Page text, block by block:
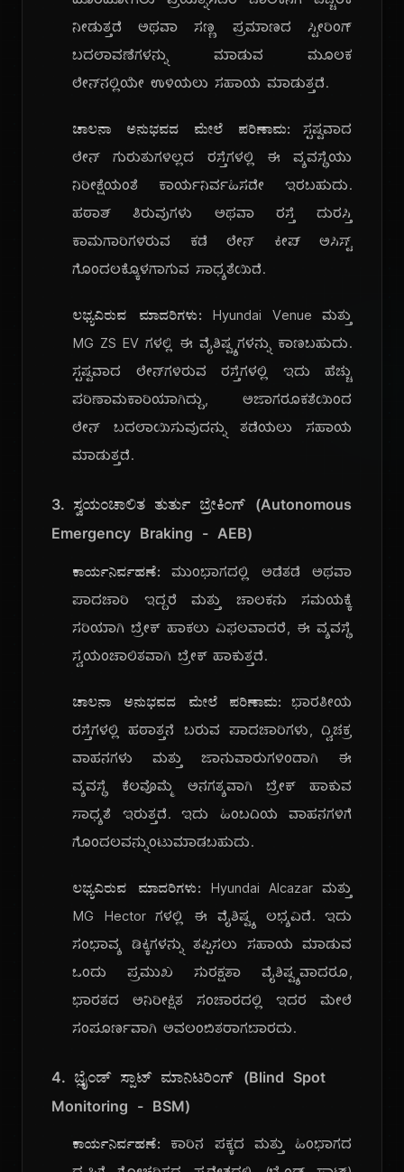
ನೀಡುತ್ತದೆ ಅಥವಾ ಸಣ್ಣ ಪ್ರಮಾಣದ ಸ್ಟೀರಿಂಗ್
ಬದಲಾವಣೆಗಳನ್ನು ಮಾಡುವ ಮೂಲಕ
ಲೇನ್‌ನಲ್ಲಿಯೇ ಉಳಿಯಲು ಸಹಾಯ ಮಾಡುತ್ತದೆ.
ಚಾಲನಾ ಅನುಭವದ ಮೇಲೆ ಪರಿಣಾಮ: ಸ್ಪಷ್ಟವಾದ
ಲೇನ್ ಗುರುತುಗಳಿಲ್ಲದ ರಸ್ತೆಗಳಲ್ಲಿ ಈ ವ್ಯವಸ್ಥೆಯು
ನಿರೀಕ್ಷೆಯಂತೆ ಕಾರ್ಯನಿರ್ವಹಿಸದೇ ಇರಬಹುದು.
ಹಠಾತ್ ತಿರುವುಗಳು ಅಥವಾ ರಸ್ತೆ ದುರಸ್ತಿ
ಕಾಮಗಾರಿಗಳಿರುವ ಕಡೆ ಲೇನ್ ಕೀಪ್ ಅಸಿಸ್ಟ್
ಗೊಂದಲಕ್ಕೊಳಗಾಗುವ ಸಾಧ್ಯತೆಯಿದೆ.
ಲಭ್ಯವಿರುವ ಮಾದರಿಗಳು: Hyundai Venue ಮತ್ತು
MG ZS EV ಗಳಲ್ಲಿ ಈ ವೈಶಿಷ್ಟ್ಯಗಳನ್ನು ಕಾಣಬಹುದು.
ಸ್ಪಷ್ಟವಾದ ಲೇನ್‌ಗಳಿರುವ ರಸ್ತೆಗಳಲ್ಲಿ ಇದು ಹೆಚ್ಚು
ಪರಿಣಾಮಕಾರಿಯಾಗಿದ್ದು, ಅಜಾಗರೂಕತೆಯಿಂದ
ಲೇನ್ ಬದಲಾಯಿಸುವುದನ್ನು ತಡೆಯಲು ಸಹಾಯ
ಮಾಡುತ್ತದೆ.
3. ಸ್ವಯಂಚಾಲಿತ ತುರ್ತು ಬ್ರೇಕಿಂಗ್ (Autonomous
Emergency Braking - AEB)
ಕಾರ್ಯನಿರ್ವಹಣೆ: ಮುಂಭಾಗದಲ್ಲಿ ಅಡೆತಡೆ ಅಥವಾ
ಪಾದಚಾರಿ ಇದ್ದರೆ ಮತ್ತು ಚಾಲಕನು ಸಮಯಕ್ಕೆ
ಸರಿಯಾಗಿ ಬ್ರೇಕ್ ಹಾಕಲು ವಿಫಲವಾದರೆ, ಈ ವ್ಯವಸ್ಥೆ
ಸ್ವಯಂಚಾಲಿತವಾಗಿ ಬ್ರೇಕ್ ಹಾಕುತ್ತದೆ.
ಚಾಲನಾ ಅನುಭವದ ಮೇಲೆ ಪರಿಣಾಮ: ಭಾರತೀಯ
ರಸ್ತೆಗಳಲ್ಲಿ ಹಠಾತ್ತನೆ ಬರುವ ಪಾದಚಾರಿಗಳು, ದ್ವಿಚಕ್ರ
ವಾಹನಗಳು ಮತ್ತು ಜಾನುವಾರುಗಳಿಂದಾಗಿ ಈ
ವ್ಯವಸ್ಥೆ ಕೆಲವೊಮ್ಮೆ ಅನಗತ್ಯವಾಗಿ ಬ್ರೇಕ್ ಹಾಕುವ
ಸಾಧ್ಯತೆ ಇರುತ್ತದೆ. ಇದು ಹಿಂಬದಿಯ ವಾಹನಗಳಿಗೆ
ಗೊಂದಲವನ್ನುಂಟುಮಾಡಬಹುದು.
ಲಭ್ಯವಿರುವ ಮಾದರಿಗಳು: Hyundai Alcazar ಮತ್ತು
MG Hector ಗಳಲ್ಲಿ ಈ ವೈಶಿಷ್ಟ್ಯ ಲಭ್ಯವಿದೆ. ಇದು
ಸಂಭಾವ್ಯ ಡಿಕ್ಕಿಗಳನ್ನು ತಪ್ಪಿಸಲು ಸಹಾಯ ಮಾಡುವ
ಒಂದು ಪ್ರಮುಖ ಸುರಕ್ಷತಾ ವೈಶಿಷ್ಟ್ಯವಾದರೂ,
ಭಾರತದ ಅನಿರೀಕ್ಷಿತ ಸಂಚಾರದಲ್ಲಿ ಇದರ ಮೇಲೆ
ಸಂಪೂರ್ಣವಾಗಿ ಅವಲಂಬಿತರಾಗಬಾರದು.
4. ಬ್ಲೈಂಡ್ ಸ್ಪಾಟ್ ಮಾನಿಟರಿಂಗ್ (Blind Spot
Monitoring - BSM)
ಕಾರ್ಯನಿರ್ವಹಣೆ: ಕಾರಿನ ಪಕ್ಕದ ಮತ್ತು ಹಿಂಭಾಗದ